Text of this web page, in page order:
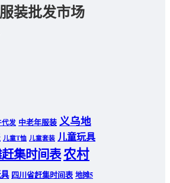
装批发市场
代发 中老年服装 义乌地
儿童T恤 儿童套装 儿童玩具
集时间表农村
四川省赶集时间表 地摊5